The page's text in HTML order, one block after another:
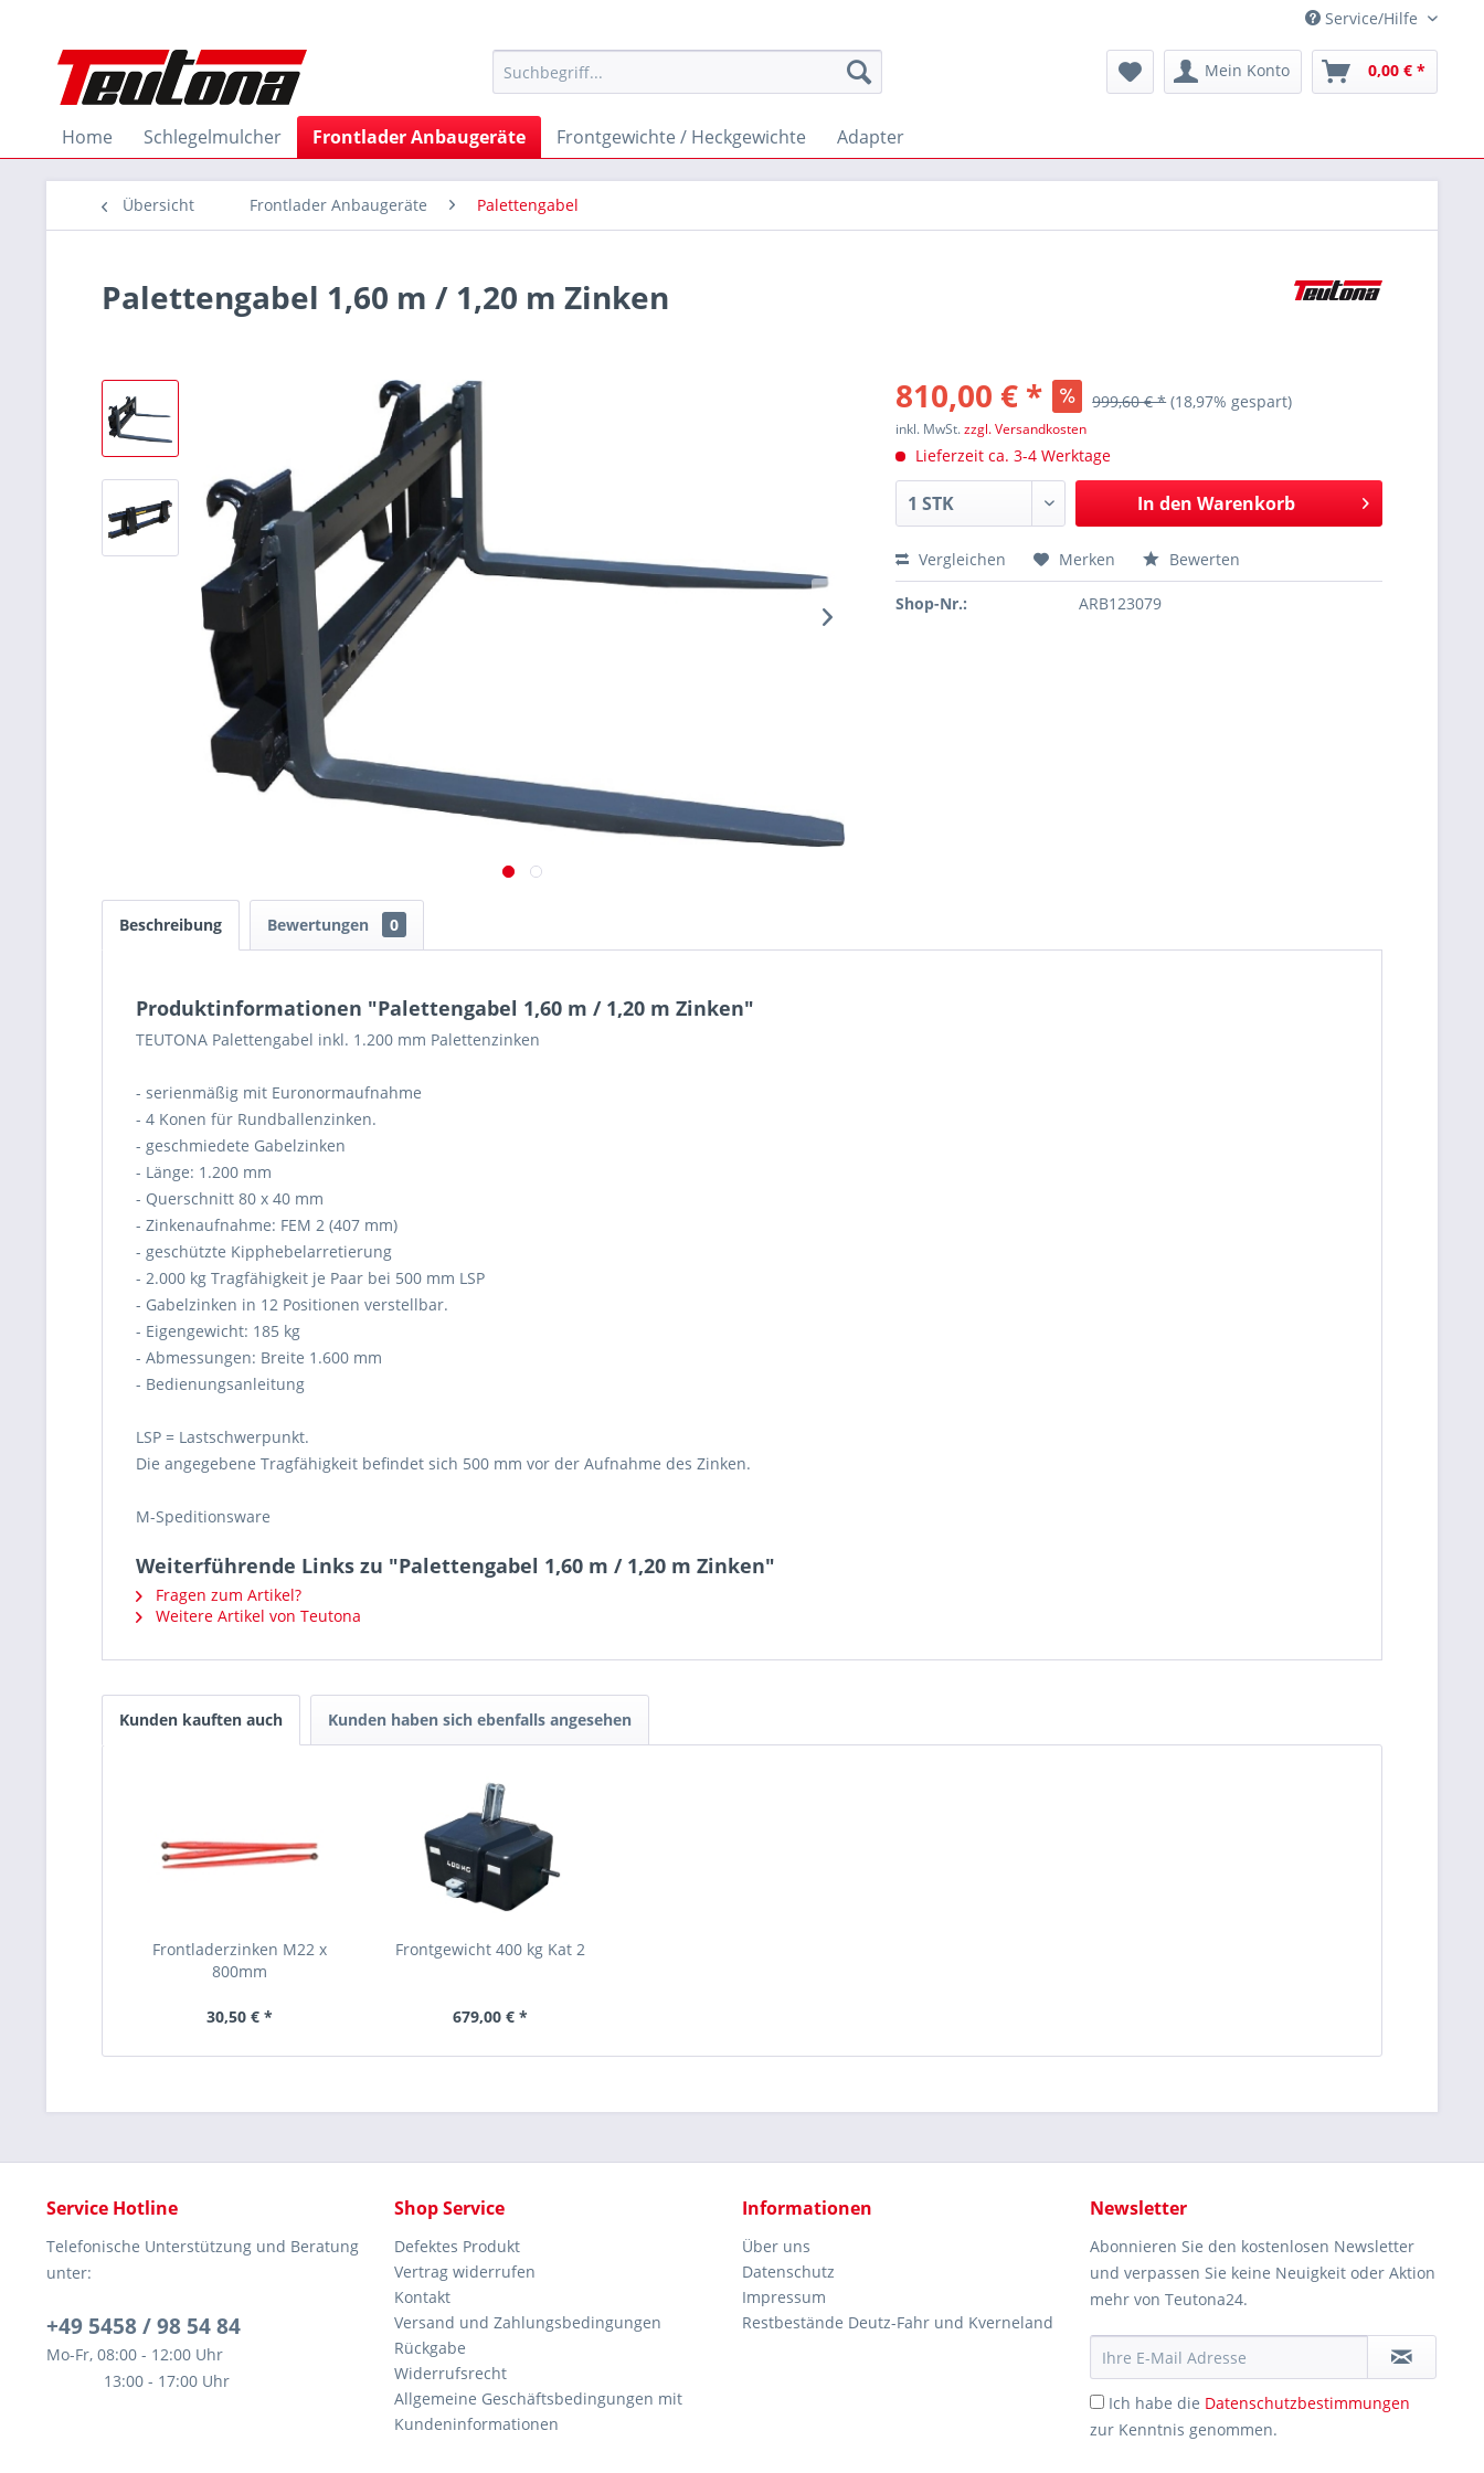
Service/Hilfe
Mein Konto 0,00 € *
Home Schlegelmulcher Frontlader Anbaugeräte Frontgewichte / Heckgewichte Adapter
Übersicht Frontlader Anbaugeräte Palettengabel
Palettengabel 1,60 m / 1,20 m Zinken
810,00 € * 999,60 € * (18,97% gespart)
inkl. MwSt.zzgl. Versandkosten
Lieferzeit ca. 3-4 Werktage
In den Warenkorb
Vergleichen Merken Bewerten
Shop-Nr.: ARB123079
Beschreibung Bewertungen 0
Produktinformationen "Palettengabel 1,60 m / 1,20 m Zinken"
TEUTONA Palettengabel inkl. 1.200 mm Palettenzinken
- serienmäßig mit Euronormaufnahme
- 4 Konen für Rundballenzinken.
- geschmiedete Gabelzinken
- Länge: 1.200 mm
- Querschnitt 80 x 40 mm
- Zinkenaufnahme: FEM 2 (407 mm)
- geschützte Kipphebelarretierung
- 2.000 kg Tragfähigkeit je Paar bei 500 mm LSP
- Gabelzinken in 12 Positionen verstellbar.
- Eigengewicht: 185 kg
- Abmessungen: Breite 1.600 mm
- Bedienungsanleitung
LSP = Lastschwerpunkt.
Die angegebene Tragfähigkeit befindet sich 500 mm vor der Aufnahme des Zinken.
M-Speditionsware
Weiterführende Links zu "Palettengabel 1,60 m / 1,20 m Zinken"
Fragen zum Artikel?
Weitere Artikel von Teutona
Kunden kauften auch Kunden haben sich ebenfalls angesehen
Frontladerzinken M22 x
800mm
30,50 € *
Frontgewicht 400 kg Kat 2
679,00 € *
Service Hotline
Telefonische Unterstützung und Beratung
unter:
+49 5458 / 98 54 84
Mo-Fr, 08:00 - 12:00 Uhr
13:00 - 17:00 Uhr
Shop Service
Defektes Produkt
Vertrag widerrufen
Kontakt
Versand und Zahlungsbedingungen
Rückgabe
Widerrufsrecht
Allgemeine Geschäftsbedingungen mit
Kundeninformationen
Informationen
Über uns
Datenschutz
Impressum
Restbestände Deutz-Fahr und Kverneland
Newsletter
Abonnieren Sie den kostenlosen Newsletter
und verpassen Sie keine Neuigkeit oder Aktion
mehr von Teutona24.
Ich habe die Datenschutzbestimmungen
zur Kenntnis genommen.